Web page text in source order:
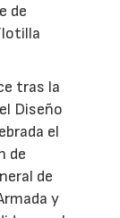
de
tras la
Diseño
el
de
de
y